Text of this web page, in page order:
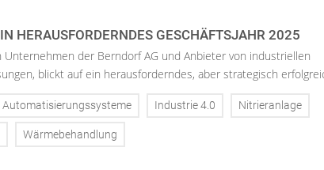
HERAUSFORDERNDES GESCHÄFTSJAHR 2025
Unternehmen der Berndorf AG und Anbieter von industriellen
blickt auf ein herausforderndes, aber strategisch
Automatisierungssysteme Industrie 4.0 Nitrieranlage
Wärmebehandlung